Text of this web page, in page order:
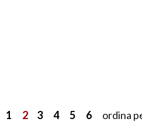
1 2 3 4 5 6 ordina